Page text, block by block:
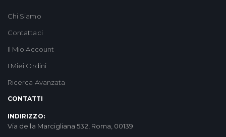
Chi Siamo
Contattaci
Il Mio Account
I Miei Ordini
Ricerca Avanzata
CONTATTI
INDIRIZZO:
Via della Marcigliana 532, Roma, 00139